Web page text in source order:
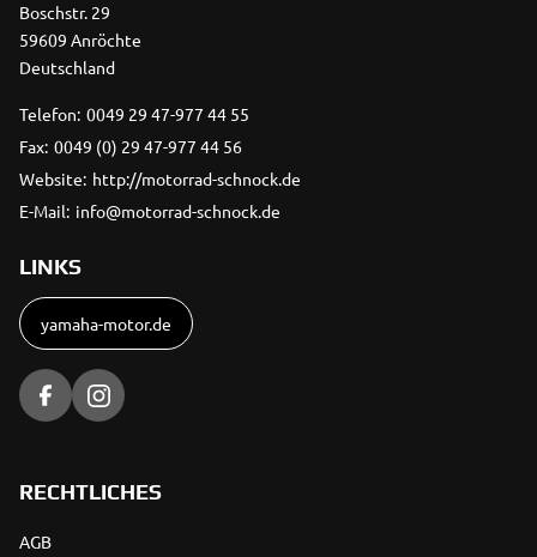
Boschstr. 29
59609 Anröchte
Deutschland
Telefon: 0049 29 47-977 44 55
Fax: 0049 (0) 29 47-977 44 56
Website: http://motorrad-schnock.de
E-Mail: info@motorrad-schnock.de
LINKS
yamaha-motor.de
RECHTLICHES
AGB